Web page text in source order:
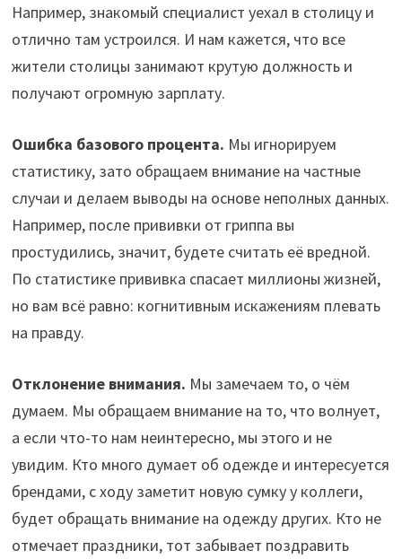
Например, знакомый специалист уехал в столицу и
отлично там устроился. И нам кажется, что все
жители столицы занимают крутую должность и
получают огромную зарплату.
Ошибка базового процента. Мы игнорируем
статистику, зато обращаем внимание на частные
случаи и делаем выводы на основе неполных данных.
Например, после прививки от гриппа вы
простудились, значит, будете считать её вредной.
По статистике прививка спасает миллионы жизней,
но вам всё равно: когнитивным искажениям плевать
на правду.
Отклонение внимания. Мы замечаем то, о чём
думаем. Мы обращаем внимание на то, что волнует,
а если что-то нам неинтересно, мы этого и не
увидим. Кто много думает об одежде и интересуется
брендами, с ходу заметит новую сумку у коллеги,
будет обращать внимание на одежду других. Кто не
отмечает праздники, тот забывает поздравить